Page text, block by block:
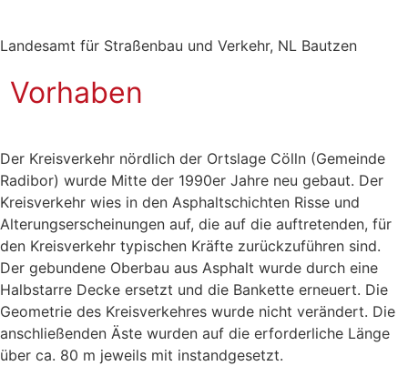
Landesamt für Straßenbau und Verkehr, NL Bautzen
Vorhaben
Der Kreisverkehr nördlich der Ortslage Cölln (Gemeinde
Radibor) wurde Mitte der 1990er Jahre neu gebaut. Der
Kreisverkehr wies in den Asphaltschichten Risse und
Alterungserscheinungen auf, die auf die auftretenden, für
den Kreisverkehr typischen Kräfte zurückzuführen sind.
Der gebundene Oberbau aus Asphalt wurde durch eine
Halbstarre Decke ersetzt und die Bankette erneuert. Die
Geometrie des Kreisverkehres wurde nicht verändert. Die
anschließenden Äste wurden auf die erforderliche Länge
über ca. 80 m jeweils mit instandgesetzt.